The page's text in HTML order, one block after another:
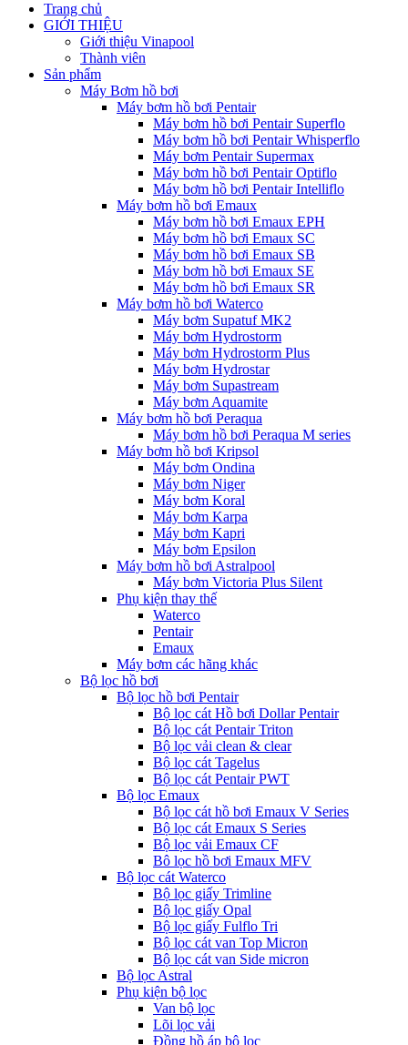
Trang chủ
GIỚI THIỆU
Giới thiệu Vinapool
Thành viên
Sản phẩm
Máy Bơm hồ bơi
Máy bơm hồ bơi Pentair
Máy bơm hồ bơi Pentair Superflo
Máy bơm hồ bơi Pentair Whisperflo
Máy bơm Pentair Supermax
Máy bơm hồ bơi Pentair Optiflo
Máy bơm hồ bơi Pentair Intelliflo
Máy bơm hồ bơi Emaux
Máy bơm hồ bơi Emaux EPH
Máy bơm hồ bơi Emaux SC
Máy bơm hồ bơi Emaux SB
Máy bơm hồ bơi Emaux SE
Máy bơm hồ bơi Emaux SR
Máy bơm hồ bơi Waterco
Máy bơm Supatuf MK2
Máy bơm Hydrostorm
Máy bơm Hydrostorm Plus
Máy bơm Hydrostar
Máy bơm Supastream
Máy bơm Aquamite
Máy bơm hồ bơi Peraqua
Máy bơm hồ bơi Peraqua M series
Máy bơm hồ bơi Kripsol
Máy bơm Ondina
Máy bơm Niger
Máy bơm Koral
Máy bơm Karpa
Máy bơm Kapri
Máy bơm Epsilon
Máy bơm hồ bơi Astralpool
Máy bơm Victoria Plus Silent
Phụ kiện thay thế
Waterco
Pentair
Emaux
Máy bơm các hãng khác
Bộ lọc hồ bơi
Bộ lọc hồ bơi Pentair
Bộ lọc cát Hồ bơi Dollar Pentair
Bộ lọc cát Pentair Triton
Bộ lọc vải clean & clear
Bộ lọc cát Tagelus
Bộ lọc cát Pentair PWT
Bộ lọc Emaux
Bộ lọc cát hồ bơi Emaux V Series
Bộ lọc cát Emaux S Series
Bộ lọc vải Emaux CF
Bô lọc hồ bơi Emaux MFV
Bộ lọc cát Waterco
Bộ lọc giấy Trimline
Bộ lọc giấy Opal
Bộ lọc giấy Fulflo Tri
Bộ lọc cát van Top Micron
Bộ lọc cát van Side micron
Bộ lọc Astral
Phụ kiện bộ lọc
Van bộ lọc
Lõi lọc vải
Đồng hồ áp bộ lọc